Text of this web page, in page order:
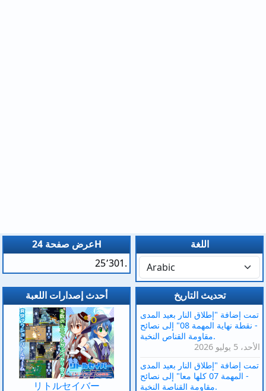
عرض صفحة 24H
25٬301.
اللغة
أحدث إصدارات اللعبة
リトルセイバー
تحديث التاريخ
تمت إضافة "إطلاق النار بعيد المدى
- نقطة نهاية المهمة 08" إلى نصائح
مقاومة القناص النخبة.
الأحد، 5 يوليو 2026
تمت إضافة "إطلاق النار بعيد المدى
- المهمة 07 كلها معا" إلى نصائح
مقاومة القناصة النخبة.